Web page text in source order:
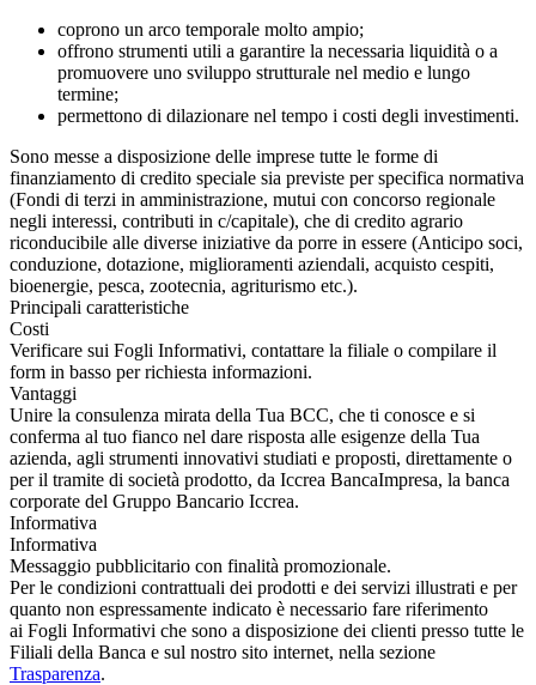
coprono un arco temporale molto ampio;
offrono strumenti utili a garantire la necessaria liquidità o a
promuovere uno sviluppo strutturale nel medio e lungo
termine;
permettono di dilazionare nel tempo i costi degli investimenti.
Sono messe a disposizione delle imprese tutte le forme di
finanziamento di credito speciale sia previste per specifica normativa
(Fondi di terzi in amministrazione, mutui con concorso regionale
negli interessi, contributi in c/capitale), che di credito agrario
riconducibile alle diverse iniziative da porre in essere (Anticipo soci,
conduzione, dotazione, miglioramenti aziendali, acquisto cespiti,
bioenergie, pesca, zootecnia, agriturismo etc.).
Principali caratteristiche
Costi
Verificare sui Fogli Informativi, contattare la filiale o compilare il
form in basso per richiesta informazioni.
Vantaggi
Unire la consulenza mirata della Tua BCC, che ti conosce e si
conferma al tuo fianco nel dare risposta alle esigenze della Tua
azienda, agli strumenti innovativi studiati e proposti, direttamente o
per il tramite di società prodotto, da Iccrea BancaImpresa, la banca
corporate del Gruppo Bancario Iccrea.
Informativa
Informativa
Messaggio pubblicitario con finalità promozionale.
Per le condizioni contrattuali dei prodotti e dei servizi illustrati e per
quanto non espressamente indicato è necessario fare riferimento
ai Fogli Informativi che sono a disposizione dei clienti presso tutte le
Filiali della Banca e sul nostro sito internet, nella sezione
Trasparenza.